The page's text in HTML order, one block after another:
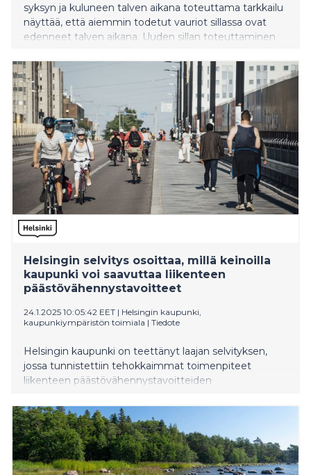
syksyn ja kuluneen talven aikana toteuttama tarkkailu
näyttää, että aiemmin todetut vauriot sillassa ovat
edenneet talven aikana. Uuden sillan toteuttaminen
Itä-Helsingin välille tulee näillä näkymin vähintään
kuuden kuukauden mittainen tauko vuonna 2027.
Helsingin selvitys osoittaa, millä keinoilla
kaupunki voi saavuttaa liikenteen
päästövähennystavoitteet
24.1.2025 10:05:42 EET | Helsingin kaupunki,
kaupunkiympäristön toimiala | Tiedote
Helsingin kaupunki on teettänyt laajan selvityksen,
jossa tunnistettiin tehokkaimmat toimenpiteet
liikenteen päästövähennystavoitteiden
Toimenpiteitä tarvitaan, sillä arvion mukaan yli 60
prosenttia Helsingin kaikista päästöistä tulee
liikenteestä vuoteen 2030 mennessä. Vuonna 2023
vastaava luku oli 27 prosenttia. Selvitys esitellään
kaupunkiympäristölautakunnalle tiistaina 28.